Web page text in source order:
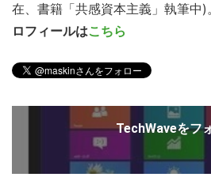
在、書籍「共感資本主義」執筆中)。
ロフィールはこちら
TechWaveをフ